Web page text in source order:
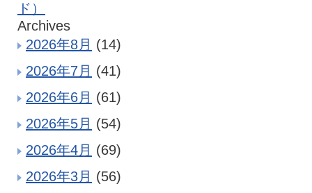
ド）
Archives
2026年8月 (14)
2026年7月 (41)
2026年6月 (61)
2026年5月 (54)
2026年4月 (69)
2026年3月 (56)